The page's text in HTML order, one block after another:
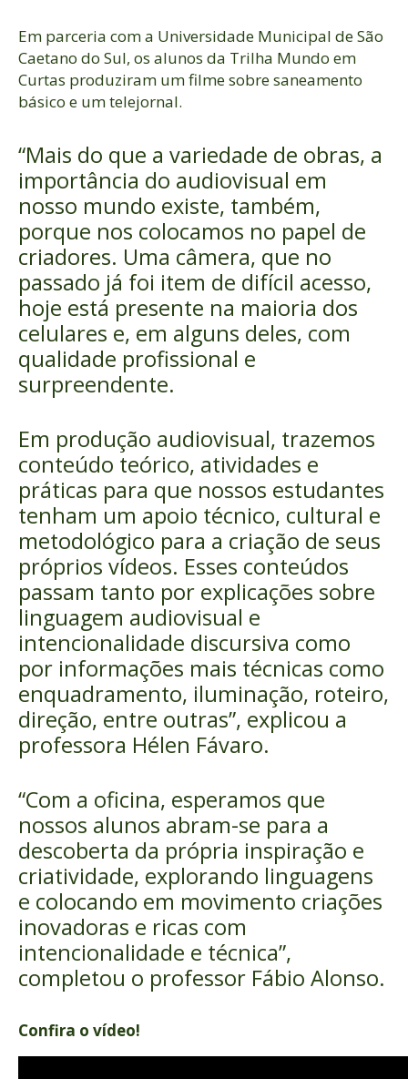
Em parceria com a Universidade Municipal de São
Caetano do Sul, os alunos da Trilha Mundo em
Curtas produziram um filme sobre saneamento
básico e um telejornal.
“Mais do que a variedade de obras, a
importância do audiovisual em
nosso mundo existe, também,
porque nos colocamos no papel de
criadores. Uma câmera, que no
passado já foi item de difícil acesso,
hoje está presente na maioria dos
celulares e, em alguns deles, com
qualidade profissional e
surpreendente.
Em produção audiovisual, trazemos
conteúdo teórico, atividades e
práticas para que nossos estudantes
tenham um apoio técnico, cultural e
metodológico para a criação de seus
próprios vídeos. Esses conteúdos
passam tanto por explicações sobre
linguagem audiovisual e
intencionalidade discursiva como
por informações mais técnicas como
enquadramento, iluminação, roteiro,
direção, entre outras”, explicou a
professora Hélen Fávaro.
“Com a oficina, esperamos que
nossos alunos abram-se para a
descoberta da própria inspiração e
criatividade, explorando linguagens
e colocando em movimento criações
inovadoras e ricas com
intencionalidade e técnica”,
completou o professor Fábio Alonso.
Confira o vídeo!